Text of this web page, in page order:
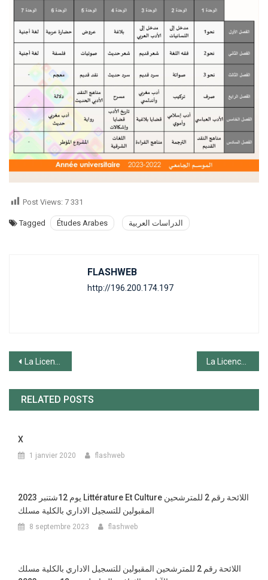
Post Views: 7 331
Tagged Études Arabes الدراسات العربية
FLASHWEB
http://196.200.174.197
Navigation
de
l’article
La Licence Fondamentale: Études Françaises La Licence Professionnelle: Ingénierie Sociale et Culturelle
RELATED POSTS
X
1 janvier 2020 flashweb
يوم 12شتنبر 2023 Littérature Et Culture اللائحة رقم 2 للمترشحين
المقبولين للتسجيل الاداري بالكلية مسلك
8 septembre 2023 flashweb
اللائحة رقم 2 للمترشحين المقبولين للتسجيل الاداري بالكلية مسلك